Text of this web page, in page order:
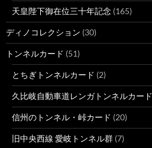
天皇陛下御在位三十年記念 (165)
ディノコレクション (30)
トンネルカード (51)
とちぎトンネルカード (2)
久比岐自動車道レンガトンネルカード
信州のトンネル・峠カード (20)
旧中央西線 愛岐トンネル群 (7)